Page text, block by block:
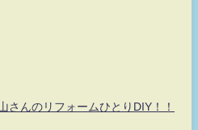
さんのリフォームひとりDIY！！